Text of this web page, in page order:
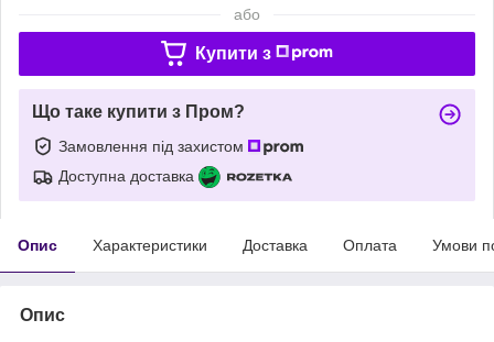
або
Купити з
Що таке купити з Пром?
Замовлення під захистом
Доступна доставка
Опис Характеристики Доставка Оплата Умови
Опис